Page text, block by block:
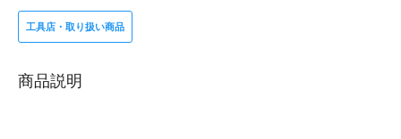
工具店・取り扱い商品
商品説明